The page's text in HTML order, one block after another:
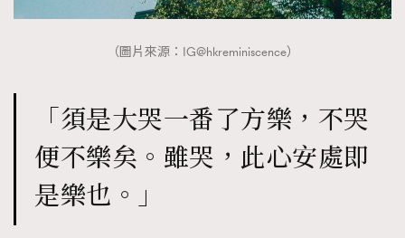
（圖片來源：IG@hkreminiscence）
「須是大哭一番了方樂，不哭
便不樂矣。雖哭，此心安處即
是樂也。」